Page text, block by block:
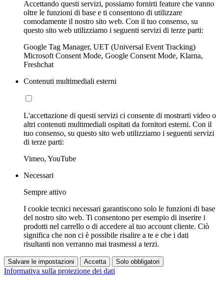
Accettando questi servizi, possiamo fornirti feature che vanno
oltre le funzioni di base e ti consentono di utilizzare
comodamente il nostro sito web. Con il tuo consenso, su
questo sito web utilizziamo i seguenti servizi di terze parti:
Google Tag Manager, UET (Universal Event Tracking)
Microsoft Consent Mode, Google Consent Mode, Klarna,
Freshchat
Contenuti multimediali esterni
L'accettazione di questi servizi ci consente di mostrarti video o
altri contenuti multimediali ospitati da fornitori esterni. Con il
tuo consenso, su questo sito web utilizziamo i seguenti servizi
di terze parti:
Vimeo, YouTube
Necessari
Sempre attivo
I cookie tecnici necessari garantiscono solo le funzioni di base
del nostro sito web. Ti consentono per esempio di inserire i
prodotti nel carrello o di accedere al tuo account cliente. Ciò
significa che non ci è possibile risalire a te e che i dati
risultanti non verranno mai trasmessi a terzi.
Salvare le impostazioni Accetta Solo obbligatori
Informativa sulla protezione dei dati